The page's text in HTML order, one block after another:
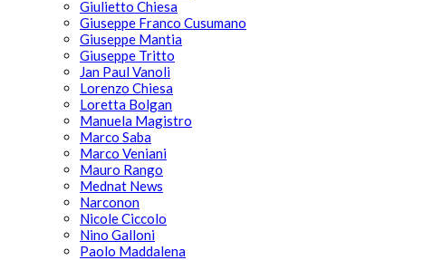
Giulietto Chiesa
Giuseppe Franco Cusumano
Giuseppe Mantia
Giuseppe Tritto
Jan Paul Vanoli
Lorenzo Chiesa
Loretta Bolgan
Manuela Magistro
Marco Saba
Marco Veniani
Mauro Rango
Mednat News
Narconon
Nicole Ciccolo
Nino Galloni
Paolo Maddalena